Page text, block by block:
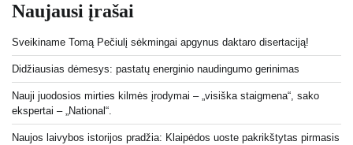
Naujausi įrašai
Sveikiname Tomą Pečiulį sėkmingai apgynus daktaro disertaciją!
Didžiausias dėmesys: pastatų energinio naudingumo gerinimas
Nauji juodosios mirties kilmės įrodymai – „visiška staigmena“, sako
ekspertai – „National“.
Naujos laivybos istorijos pradžia: Klaipėdos uoste pakrikštytas pirmasis